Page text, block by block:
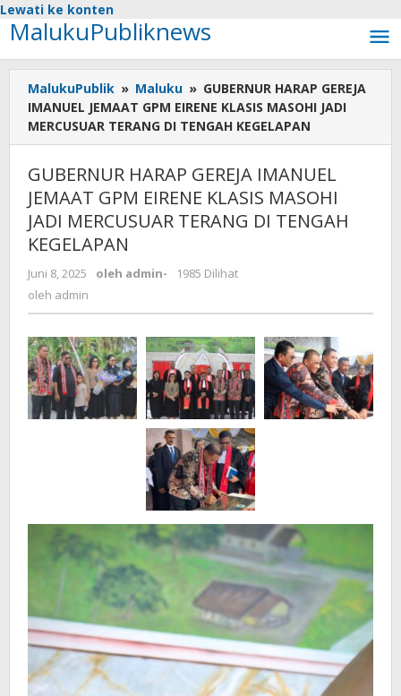
Lewati ke konten
MalukuPubliknews
MalukuPublik » Maluku » GUBERNUR HARAP GEREJA
IMANUEL JEMAAT GPM EIRENE KLASIS MASOHI JADI
MERCUSUAR TERANG DI TENGAH KEGELAPAN
GUBERNUR HARAP GEREJA IMANUEL
JEMAAT GPM EIRENE KLASIS MASOHI
JADI MERCUSUAR TERANG DI TENGAH
KEGELAPAN
Juni 8, 2025 oleh admin-
1985 Dilihat
oleh admin